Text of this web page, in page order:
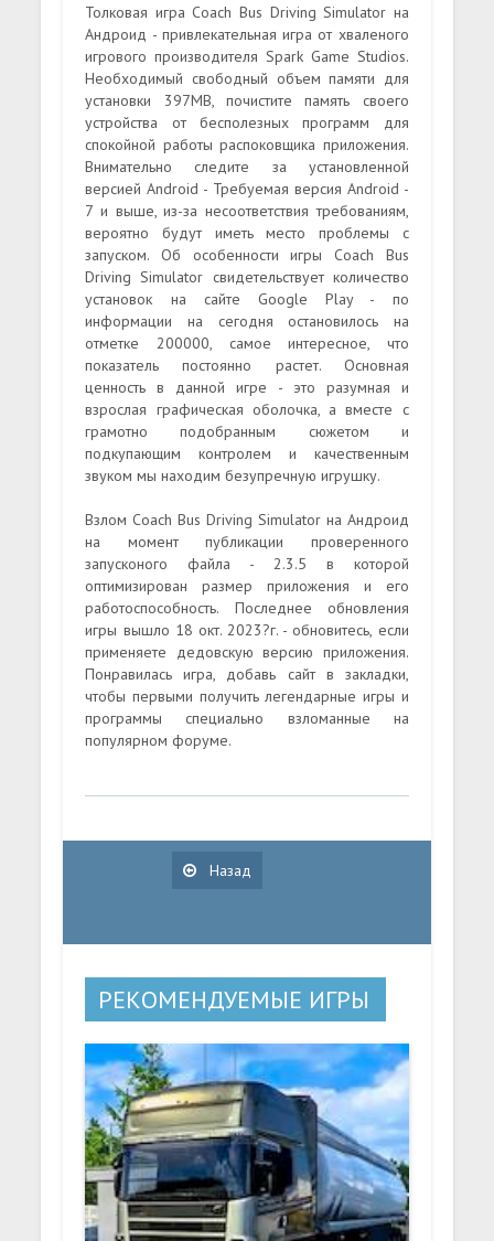
Толковая игра Coach Bus Driving Simulator на
Андроид - привлекательная игра от хваленого
игрового производителя Spark Game Studios.
Необходимый свободный объем памяти для
установки 397MB, почистите память своего
устройства от бесполезных программ для
спокойной работы распоковщика приложения.
Внимательно следите за установленной
версией Android - Требуемая версия Android -
7 и выше, из-за несоответствия требованиям,
вероятно будут иметь место проблемы с
запуском. Об особенности игры Coach Bus
Driving Simulator свидетельствует количество
установок на сайте Google Play - по
информации на сегодня остановилось на
отметке 200000, самое интересное, что
показатель постоянно растет. Основная
ценность в данной игре - это разумная и
взрослая графическая оболочка, а вместе с
грамотно подобранным сюжетом и
подкупающим контролем и качественным
звуком мы находим безупречную игрушку.
Взлом Coach Bus Driving Simulator на Андроид
на момент публикации проверенного
запусконого файла - 2.3.5 в которой
оптимизирован размер приложения и его
работоспособность. Последнее обновления
игры вышло 18 окт. 2023?г. - обновитесь, если
применяете дедовскую версию приложения.
Понравилась игра, добавь сайт в закладки,
чтобы первыми получить легендарные игры и
программы специально взломанные на
популярном форуме.
Назад
РЕКОМЕНДУЕМЫЕ ИГРЫ